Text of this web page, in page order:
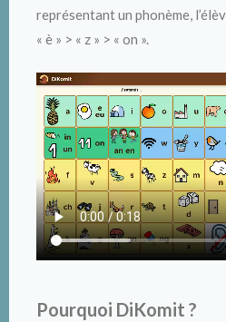
représentant un phonème,
« è » > « z » > « on ».
Pourquoi DiKomit ?